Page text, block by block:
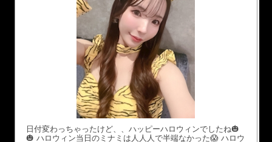
日付変わっちゃったけど、、ハッピーハロウィンでしたね🎃
🎃 ハロウィン当日のミナミは人人人で半端なかった😱 ハロウ